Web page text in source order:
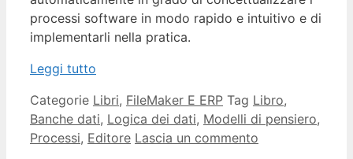
processi software in modo rapido e intuitivo e di
implementarli nella pratica.
Leggi tutto
Categorie Libri, FileMaker E ERP Tag Libro,
Banche dati, Logica dei dati, Modelli di pensiero,
Processi, Editore Lascia un commento